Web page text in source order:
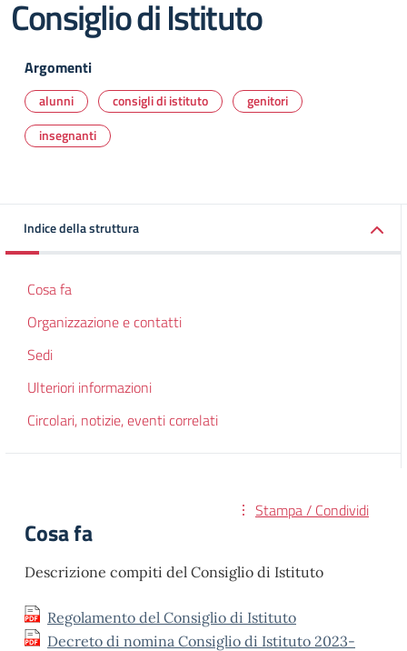
Consiglio di Istituto
Argomenti
alunni consigli di istituto
genitori
insegnanti
Indice della struttura
Cosa fa
Organizzazione e contatti
Sedi
Ulteriori informazioni
Circolari, notizie, eventi correlati
Stampa / Condividi
Cosa fa
Descrizione compiti del Consiglio di Istituto
Regolamento del Consiglio di Istituto
Decreto di nomina Consiglio di Istituto 2023-